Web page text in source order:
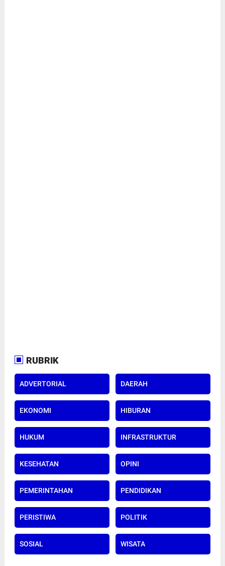
RUBRIK
ADVERTORIAL DAERAH
EKONOMI HIBURAN
HUKUM INFRASTRUKTUR
KESEHATAN OPINI
PEMERINTAHAN PENDIDIKAN
PERISTIWA POLITIK
SOSIAL WISATA